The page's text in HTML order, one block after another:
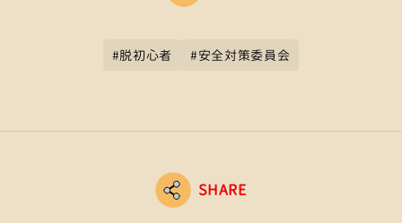
#脱初心者 #安全対策委員会
SHARE